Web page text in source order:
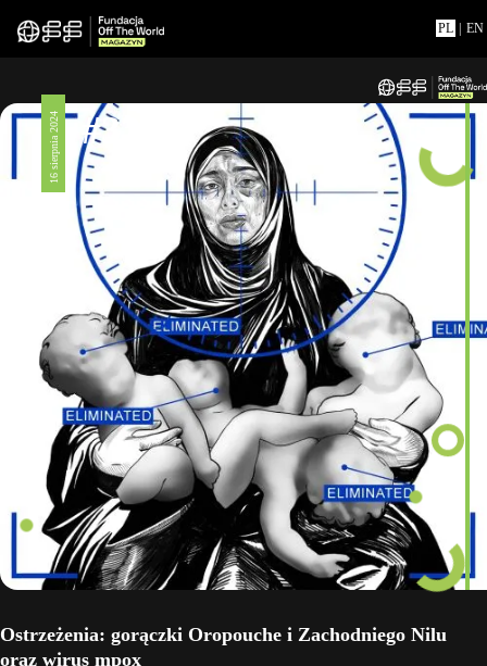
PL EN
16 sierpnia 2024 #326
Ostrzeżenia: gorączki Oropouche i Zachodniego Nilu
oraz wirus mpox